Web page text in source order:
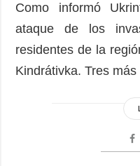
Como informó
ataque de los
residentes de la
Kindrátivka. Tres